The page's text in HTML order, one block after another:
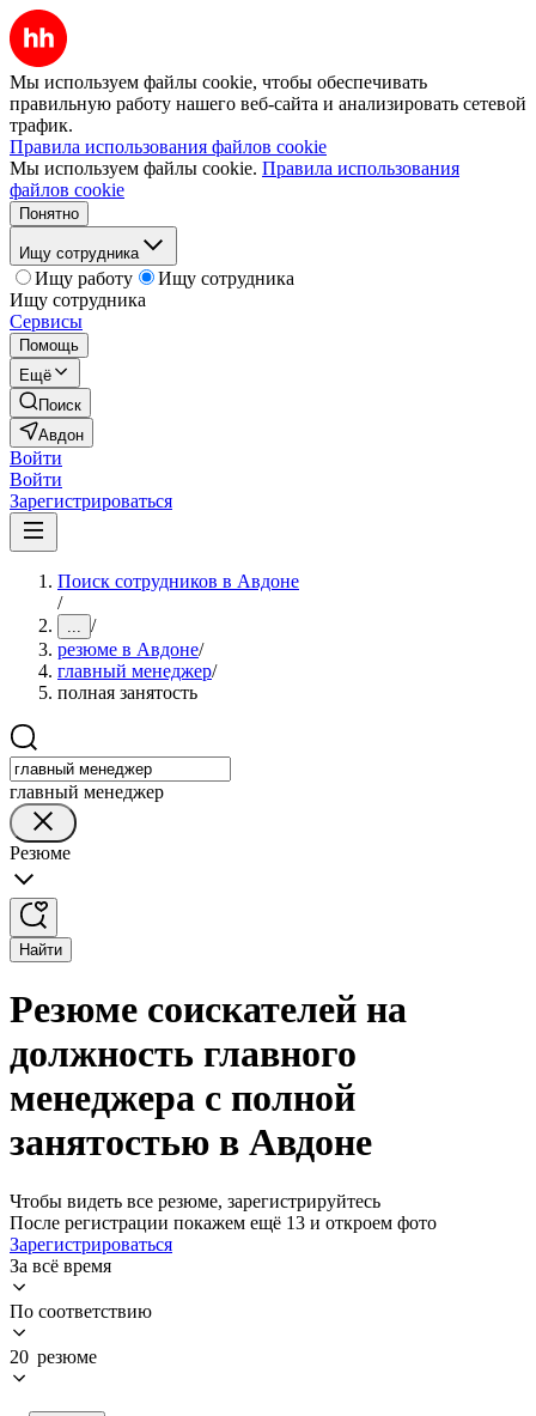
Мы используем файлы cookie, чтобы обеспечивать
правильную работу нашего веб-сайта и анализировать сетевой
трафик.
Правила использования файлов cookie
Мы используем файлы cookie. Правила использования
файлов cookie
Понятно
Ищу сотрудника
Ищу работу
Ищу сотрудника
Ищу сотрудника
Сервисы
Помощь
Ещё
Поиск
Авдон
Войти
Войти
Зарегистрироваться
Поиск сотрудников в Авдоне
/
... /
резюме в Авдоне/
главный менеджер/
полная занятость
главный менеджер
Резюме
Найти
Резюме соискателей на
должность главного
менеджера с полной
занятостью в Авдоне
Чтобы видеть все резюме, зарегистрируйтесь
После регистрации покажем ещё 13 и откроем фото
Зарегистрироваться
За всё время
По соответствию
20 резюме